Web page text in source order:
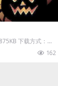
下载方式：本
162